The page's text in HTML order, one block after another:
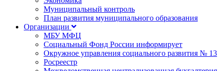
Муниципальный контроль
План развития муниципального образования
Организации
МБУ МФЦ
Социальный Фонд России информирует
Окружное управления социального развития № 13
Росреестр